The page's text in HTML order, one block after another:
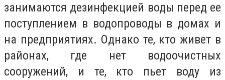
занимаются дезинфекцией воды перед ее
поступлением в водопроводы в домах и
на предприятиях. Однако те, кто живет в
районах, где нет водоочистных
сооружений, и те, кто пьет воду из